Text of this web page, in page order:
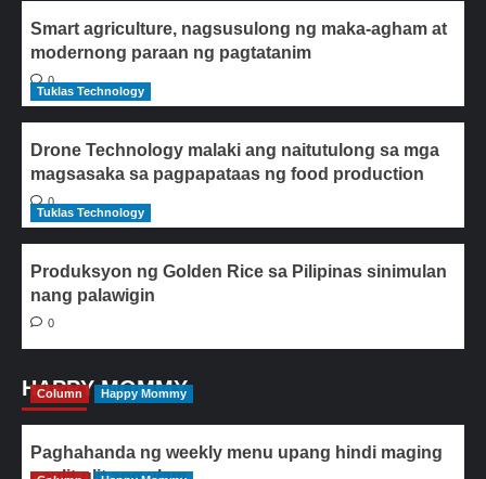
Smart agriculture, nagsusulong ng maka-agham at
modernong paraan ng pagtatanim
0
Tuklas Technology
Drone Technology malaki ang naitutulong sa mga
magsasaka sa pagpapataas ng food production
0
Tuklas Technology
Produksyon ng Golden Rice sa Pilipinas sinimulan
nang palawigin
0
HAPPY MOMMY
Column Happy Mommy
Paghahanda ng weekly menu upang hindi maging